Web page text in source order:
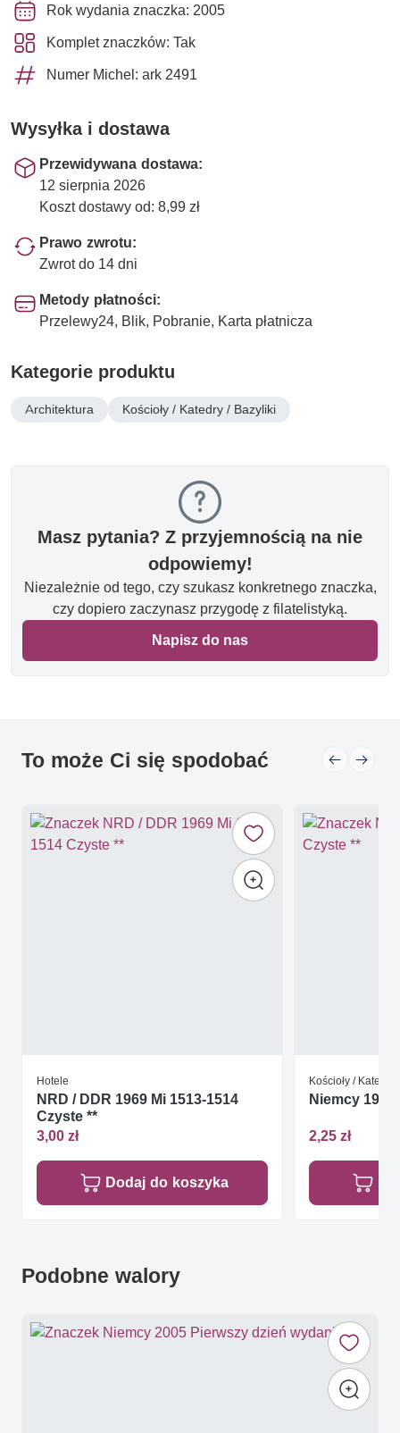
Rok wydania znaczka: 2005
Komplet znaczków: Tak
Numer Michel: ark 2491
Wysyłka i dostawa
Przewidywana dostawa:
12 sierpnia 2026
Koszt dostawy od: 8,99 zł
Prawo zwrotu:
Zwrot do 14 dni
Metody płatności:
Przelewy24, Blik, Pobranie, Karta płatnicza
Kategorie produktu
Architektura Kościoły / Katedry / Bazyliki
Masz pytania? Z przyjemnością na nie
odpowiemy!
Niezależnie od tego, czy szukasz konkretnego znaczka,
czy dopiero zaczynasz przygodę z filatelistyką.
Napisz do nas
To może Ci się spodobać
Hotele
NRD / DDR 1969 Mi 1513-1514
Czyste **
3,00 zł
Dodaj do koszyka
Kościoły / Katedry
Niemcy 1996
2,25 zł
Podobne walory